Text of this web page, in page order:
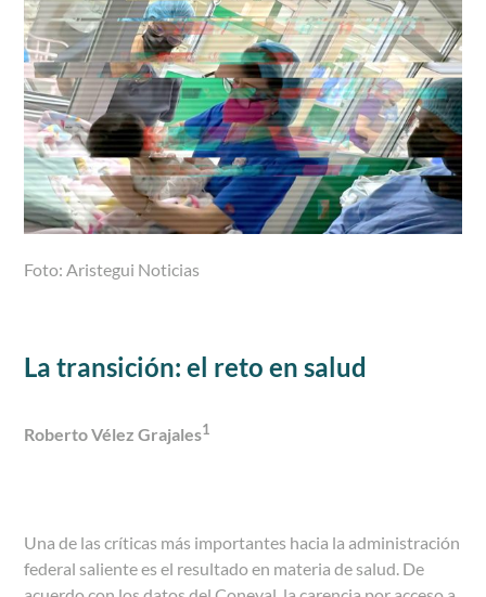
Foto: Aristegui Noticias
La transición: el reto en salud
Roberto Vélez Grajales1
Una de las críticas más importantes hacia la administración
federal saliente es el resultado en materia de salud. De